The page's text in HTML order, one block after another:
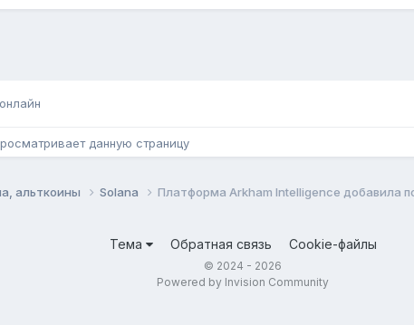
данную страницу
альткоины Solana Платформа Arkham Intelligence добавила
Тема Обратная связь Cookie-файлы
© 2024 - 2026
Powered by Invision Community